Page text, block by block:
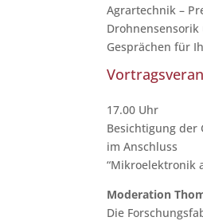
Agrartechnik –
Gesprächen für
17.00 Uhr
Besichtigung der
im Anschluss
“Mikroelektronik
Moderation
Die